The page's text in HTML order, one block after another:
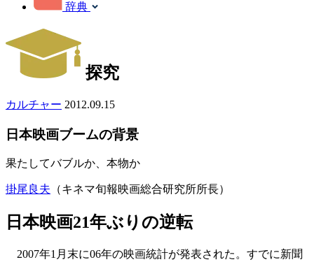
辞典
探究
カルチャー 2012.09.15
日本映画ブームの背景
果たしてバブルか、本物か
掛尾良夫 （キネマ旬報映画総合研究所所長）
日本映画21年ぶりの逆転
2007年1月末に06年の映画統計が発表された。すでに新聞